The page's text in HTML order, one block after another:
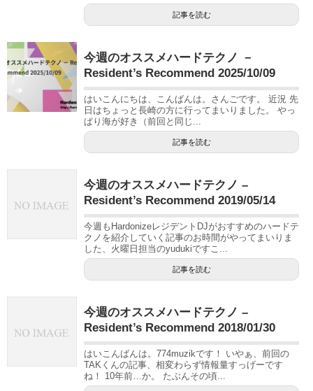
記事を読む
今週のオススメハードテクノ －
Resident’s Recommend 2025/10/09
はいこんにちは、こんばんは。さんごです。 近況 先
日はちょっと長崎の方に行ってまいりました。 やっ
ぱり海が好き（前回と同じ...
記事を読む
今週のオススメハードテクノ –
Resident’s Recommend 2019/05/14
今週もHardonizeレジデントDJがおすすめのハードテ
クノを紹介していく記事のお時間がやってまいりま
した、火曜日担当のyudukiですこ...
記事を読む
今週のオススメハードテクノ –
Resident’s Recommend 2018/01/30
はいこんばんは。774muzikです！ いやぁ、前回の
TAKくんの記事、相変わらず情報量すっげーです
ね！ 10年前…か。 たぶんその頃...